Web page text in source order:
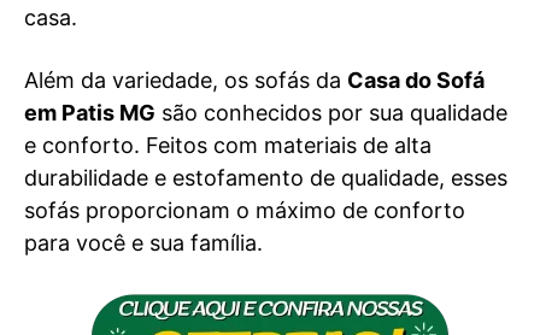
casa.
Além da variedade, os sofás da Casa do Sofá
em Patis MG são conhecidos por sua qualidade
e conforto. Feitos com materiais de alta
durabilidade e estofamento de qualidade, esses
sofás proporcionam o máximo de conforto
para você e sua família.